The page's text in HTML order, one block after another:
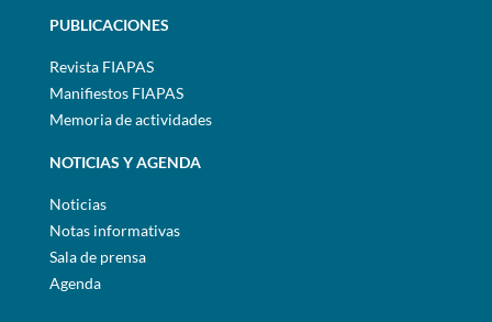
PUBLICACIONES
Revista FIAPAS
Manifiestos FIAPAS
Memoria de actividades
NOTICIAS Y AGENDA
Noticias
Notas informativas
Sala de prensa
Agenda